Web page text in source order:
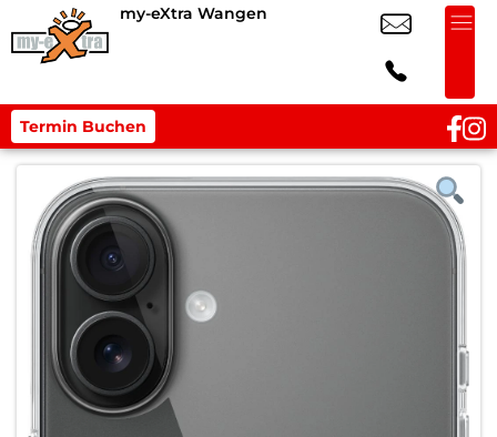
my-eXtra Wangen
Termin Buchen